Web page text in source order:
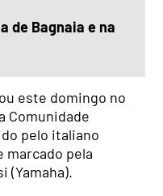
de Bagnaia e na
este domingo no
Comunidade
pelo italiano
marcado pela
(Yamaha).